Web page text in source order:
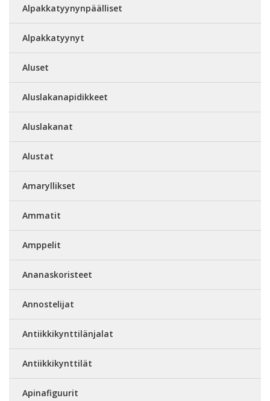
Alpakkatyynynpäälliset
Alpakkatyynyt
Aluset
Aluslakanapidikkeet
Aluslakanat
Alustat
Amaryllikset
Ammatit
Amppelit
Ananaskoristeet
Annostelijat
Antiikkikynttilänjalat
Antiikkikynttilät
Apinafiguurit